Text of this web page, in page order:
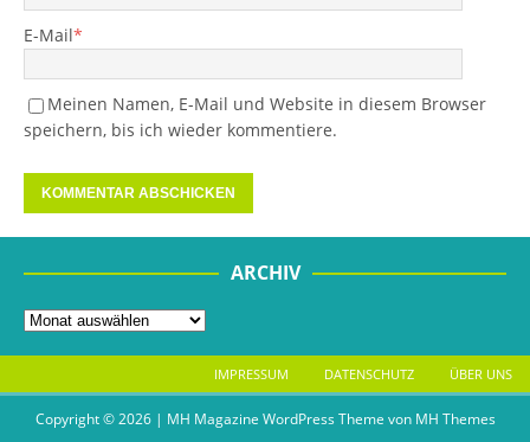
E-Mail*
Meinen Namen, E-Mail und Website in diesem Browser
speichern, bis ich wieder kommentiere.
ARCHIV
IMPRESSUM DATENSCHUTZ ÜBER UNS
Copyright © 2026 | MH Magazine WordPress Theme von MH Themes